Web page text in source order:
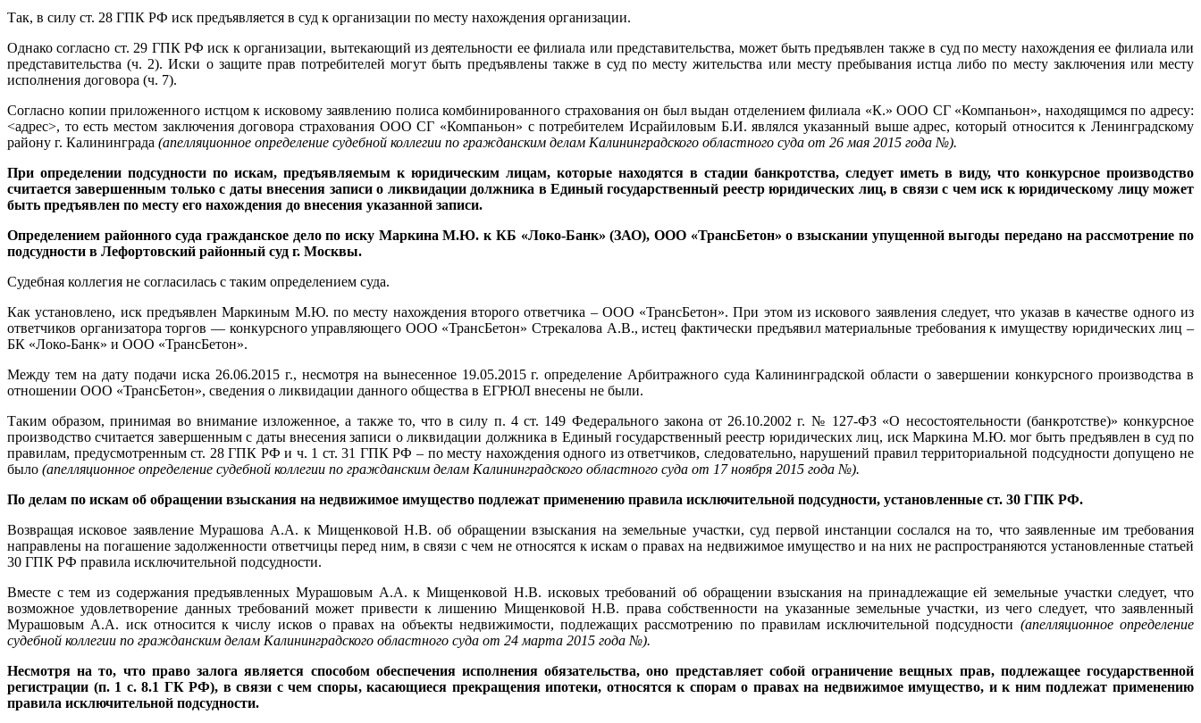
Так, в силу ст. 28 ГПК РФ иск предъявляется в суд к организации по месту нахождения организации.
Однако согласно ст. 29 ГПК РФ иск к организации, вытекающий из деятельности ее филиала или представительства, может быть предъявлен также в суд по месту нахождения ее филиала или
представительства (ч. 2). Иски о защите прав потребителей могут быть предъявлены также в суд по месту жительства или месту пребывания истца либо по месту заключения или месту
исполнения договора (ч. 7).
Согласно копии приложенного истцом к исковому заявлению полиса комбинированного страхования он был выдан отделением филиала «К.» ООО СГ «Компаньон», находящимся по адресу:
<адрес>, то есть местом заключения договора страхования ООО СГ «Компаньон» с потребителем Исрайиловым Б.И. являлся указанный выше адрес, который относится к Ленинградскому
району г. Калининграда (апелляционное определение судебной коллегии по гражданским делам Калининградского областного суда от 26 мая 2015 года №).
При определении подсудности по искам, предъявляемым к юридическим лицам, которые находятся в стадии банкротства, следует иметь в виду, что конкурсное производство
считается завершенным только с даты внесения записи о ликвидации должника в Единый государственный реестр юридических лиц, в связи с чем иск к юридическому лицу может
быть предъявлен по месту его нахождения до внесения указанной записи.
Определением районного суда гражданское дело по иску Маркина М.Ю. к КБ «Локо-Банк» (ЗАО), ООО «ТрансБетон» о взыскании упущенной выгоды передано на рассмотрение по
подсудности в Лефортовский районный суд г. Москвы.
Судебная коллегия не согласилась с таким определением суда.
Как установлено, иск предъявлен Маркиным М.Ю. по месту нахождения второго ответчика – ООО «ТрансБетон». При этом из искового заявления следует, что указав в качестве одного из
ответчиков организатора торгов — конкурсного управляющего ООО «ТрансБетон» Стрекалова А.В., истец фактически предъявил материальные требования к имуществу юридических лиц –
БК «Локо-Банк» и ООО «ТрансБетон».
Между тем на дату подачи иска 26.06.2015 г., несмотря на вынесенное 19.05.2015 г. определение Арбитражного суда Калининградской области о завершении конкурсного производства в
отношении ООО «ТрансБетон», сведения о ликвидации данного общества в ЕГРЮЛ внесены не были.
Таким образом, принимая во внимание изложенное, а также то, что в силу п. 4 ст. 149 Федерального закона от 26.10.2002 г. № 127-ФЗ «О несостоятельности (банкротстве)» конкурсное
производство считается завершенным с даты внесения записи о ликвидации должника в Единый государственный реестр юридических лиц, иск Маркина М.Ю. мог быть предъявлен в суд по
правилам, предусмотренным ст. 28 ГПК РФ и ч. 1 ст. 31 ГПК РФ – по месту нахождения одного из ответчиков, следовательно, нарушений правил территориальной подсудности допущено не
было (апелляционное определение судебной коллегии по гражданским делам Калининградского областного суда от 17 ноября 2015 года №).
По делам по искам об обращении взыскания на недвижимое имущество подлежат применению правила исключительной подсудности, установленные ст. 30 ГПК РФ.
Возвращая исковое заявление Мурашова А.А. к Мищенковой Н.В. об обращении взыскания на земельные участки, суд первой инстанции сослался на то, что заявленные им требования
направлены на погашение задолженности ответчицы перед ним, в связи с чем не относятся к искам о правах на недвижимое имущество и на них не распространяются установленные статьей
30 ГПК РФ правила исключительной подсудности.
Вместе с тем из содержания предъявленных Мурашовым А.А. к Мищенковой Н.В. исковых требований об обращении взыскания на принадлежащие ей земельные участки следует, что
возможное удовлетворение данных требований может привести к лишению Мищенковой Н.В. права собственности на указанные земельные участки, из чего следует, что заявленный
Мурашовым А.А. иск относится к числу исков о правах на объекты недвижимости, подлежащих рассмотрению по правилам исключительной подсудности (апелляционное определение
судебной коллегии по гражданским делам Калининградского областного суда от 24 марта 2015 года №).
Несмотря на то, что право залога является способом обеспечения исполнения обязательства, оно представляет собой ограничение вещных прав, подлежащее государственной
регистрации (п. 1 с. 8.1 ГК РФ), в связи с чем споры, касающиеся прекращения ипотеки, относятся к спорам о правах на недвижимое имущество, и к ним подлежат применению
правила исключительной подсудности.